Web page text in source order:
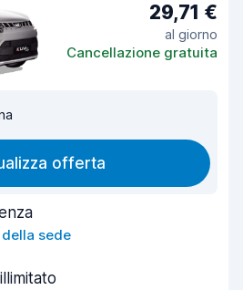
29,71 €
al giorno
Cancellazione gratuita
offerta
sede